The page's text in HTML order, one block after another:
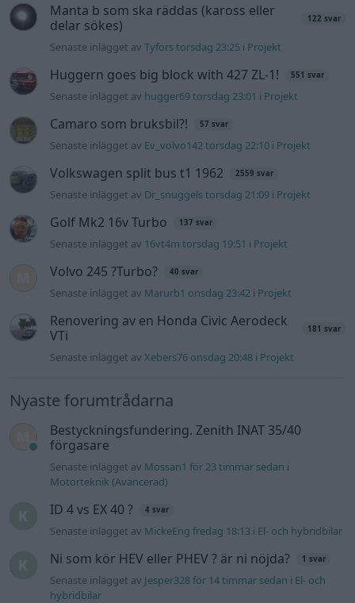
Manta b som ska räddas (kaross eller
delar sökes)
122 svar
Senaste inlägget avTyfors torsdag 23:25 i Projekt
Huggern goes big block with 427 ZL-1! 551 svar
Senaste inlägget av hugger69 torsdag 23:01 i Projekt
Camaro som bruksbil?! 57 svar
Senaste inlägget av Ev_volvo142 torsdag 22:10 i Projekt
Volkswagen split bus t1 1962 2559 svar
Senaste inlägget av Dr_snuggels torsdag 21:09 i Projekt
Golf Mk2 16v Turbo 137 svar
Senaste inlägget av 16vt4m torsdag 19:51 i Projekt
Volvo 245 ?Turbo? 40 svar
Senaste inlägget av Marurb1 onsdag 23:42 i Projekt
Renovering av en Honda Civic Aerodeck
VTi
181 svar
Senaste inlägget avXebers76 onsdag 20:48 i Projekt
Nyaste forumtrådarna
Bestyckningsfundering. Zenith INAT 35/40
förgasare
Senaste inlägget av Mossan1 för 23 timmar sedan i
Motorteknik (Avancerad)
ID 4 vs EX 40 ? 4 svar
Senaste inlägget av MickeEng fredag 18:13 i El- och hybridbilar
Ni som kör HEV eller PHEV ? är ni nöjda? 1 svar
Senaste inlägget av Jesper328 för 14 timmar sedan i El- och
hybridbilar